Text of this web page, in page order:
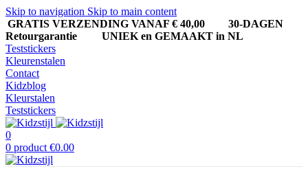
Skip to navigation Skip to main content
GRATIS VERZENDING VANAF € 40,00
30-DAGEN
Retourgarantie UNIEK en GEMAAKT in NL
Teststickers
Kleurenstalen
Contact
Kidzblog
Kleurstalen
Teststickers
0
0 product €0.00